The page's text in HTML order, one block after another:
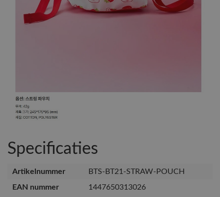
Specificaties
Artikelnummer
BTS-BT21-STRAW-POUCH
EAN nummer
1447650313026